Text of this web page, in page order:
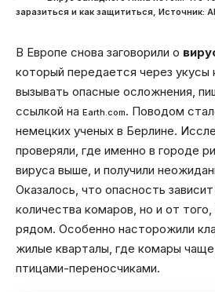
заразиться и как защититься, Источник: Al
В Европе снова заговорили о
который передается через
вызывать опасные осложнения,
ссылкой на Earth.com. Поводом
немецких ученых в Берлине.
проверяли, где именно в городе
вируса выше, и получили
Оказалось, что опасность
количества комаров, но и от
рядом. Особенно насторожили
жилые кварталы, где комары чаще
птицами-переносчиками.